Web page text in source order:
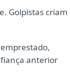
Golpistas criam
anterior